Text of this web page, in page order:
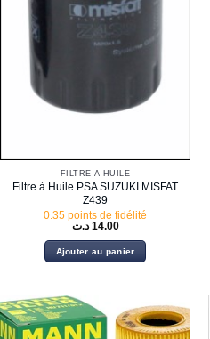
FILTRE À HUILE
Filtre à Huile PSA SUZUKI MISFAT
Z439
0.35 points de fidélité
14.00 د.ت
Ajouter au panier